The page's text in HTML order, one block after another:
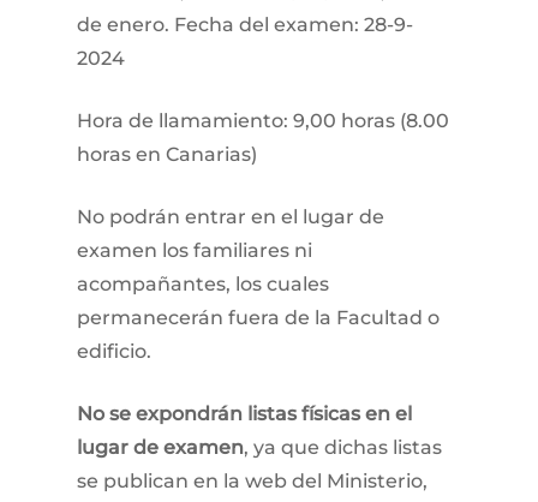
de enero. Fecha del examen: 28-9-
2024
Hora de llamamiento: 9,00 horas (8.00
horas en Canarias)
No podrán entrar en el lugar de
examen los familiares ni
acompañantes, los cuales
permanecerán fuera de la Facultad o
edificio.
No se expondrán listas físicas en el
lugar de examen, ya que dichas listas
se publican en la web del Ministerio,